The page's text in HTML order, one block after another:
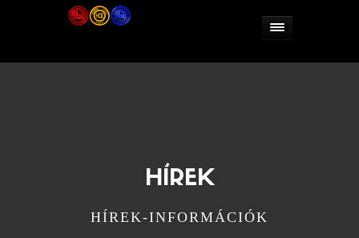
HÍREK
HÍREK-INFORMÁCIÓK